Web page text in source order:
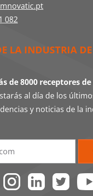
082
LA INDUSTRIA
de 8000 receptores
al día de los
y noticias de la